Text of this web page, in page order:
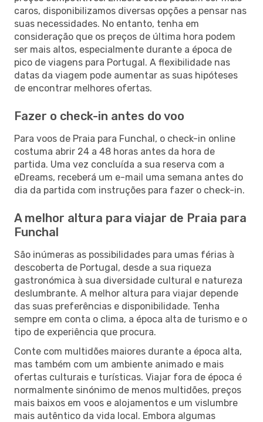
caros, disponibilizamos diversas opções a pensar nas
suas necessidades. No entanto, tenha em
consideração que os preços de última hora podem
ser mais altos, especialmente durante a época de
pico de viagens para Portugal. A flexibilidade nas
datas da viagem pode aumentar as suas hipóteses
de encontrar melhores ofertas.
Fazer o check-in antes do voo
Para voos de Praia para Funchal, o check-in online
costuma abrir 24 a 48 horas antes da hora de
partida. Uma vez concluída a sua reserva com a
eDreams, receberá um e-mail uma semana antes do
dia da partida com instruções para fazer o check-in.
A melhor altura para viajar de Praia para
Funchal
São inúmeras as possibilidades para umas férias à
descoberta de Portugal, desde a sua riqueza
gastronómica à sua diversidade cultural e natureza
deslumbrante. A melhor altura para viajar depende
das suas preferências e disponibilidade. Tenha
sempre em conta o clima, a época alta de turismo e o
tipo de experiência que procura.
Conte com multidões maiores durante a época alta,
mas também com um ambiente animado e mais
ofertas culturais e turísticas. Viajar fora de época é
normalmente sinónimo de menos multidões, preços
mais baixos em voos e alojamentos e um vislumbre
mais autêntico da vida local. Embora algumas